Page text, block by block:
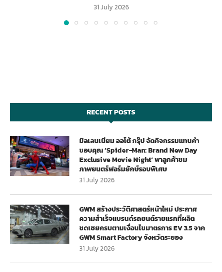
31 July 2026
RECENT POSTS
มิลเลนเนียม ออโต้ กรุ๊ป จัดกิจกรรมแทนคำ
ขอบคุณ ‘Spider-Man: Brand New Day
Exclusive Movie Night’ พาลูกค้าชม
ภาพยนตร์ฟอร์มยักษ์รอบพิเศษ
31 July 2026
GWM สร้างประวัติศาสตร์หน้าใหม่ ประกาศ
ความสำเร็จแบรนด์รถยนต์รายแรกที่ผลิต
ชดเชยครบตามเงื่อนไขมาตรการ EV 3.5 จาก
GWM Smart Factory จังหวัดระยอง
31 July 2026